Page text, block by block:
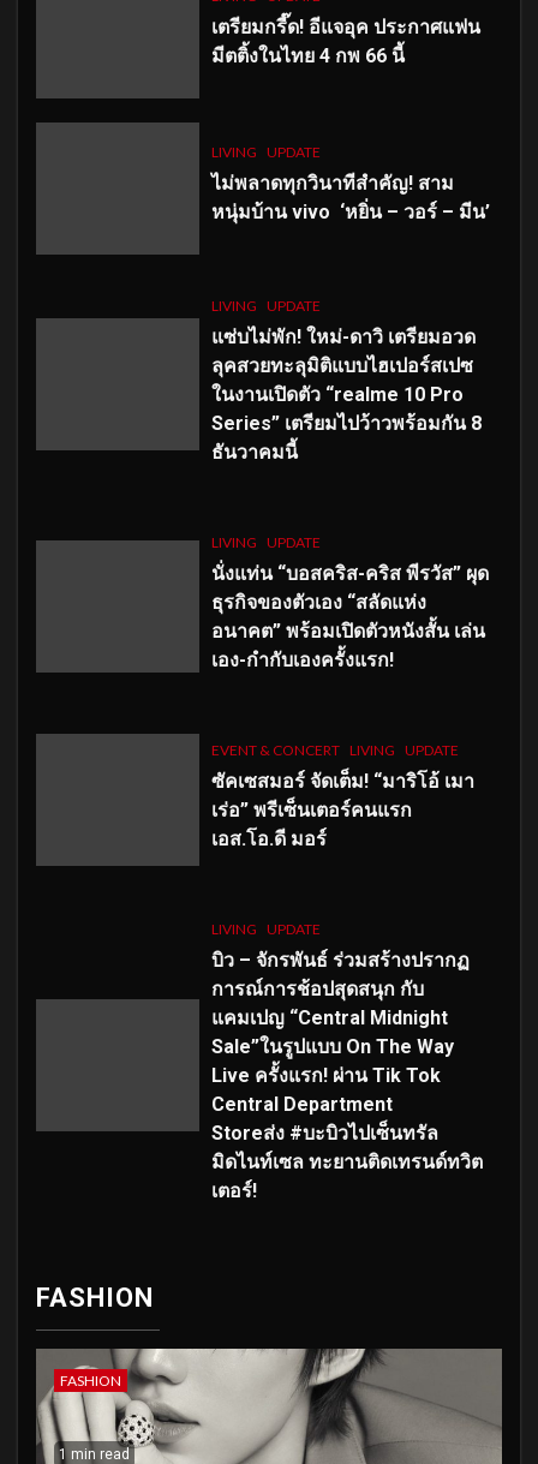
เตรียมกรี๊ด! อีแจอุค ประกาศแฟน
มีตติ้งในไทย 4 กพ 66 นี้
LIVING UPDATE
ไม่พลาดทุกวินาทีสำคัญ! สาม
หนุ่มบ้าน vivo ‘หยิ่น – วอร์ – มีน’
LIVING UPDATE
แซ่บไม่พัก! ใหม่-ดาวิ เตรียมอวด
ลุคสวยทะลุมิติแบบไฮเปอร์สเปซ
ในงานเปิดตัว “realme 10 Pro
Series” เตรียมไปว้าวพร้อมกัน 8
ธันวาคมนี้
LIVING UPDATE
นั่งแท่น “บอสคริส-คริส พีรวัส” ผุด
ธุรกิจของตัวเอง “สลัดแห่ง
อนาคต” พร้อมเปิดตัวหนังสั้น เล่น
เอง-กำกับเองครั้งแรก!
EVENT & CONCERT LIVING UPDATE
ซัคเซสมอร์ จัดเต็ม! “มาริโอ้ เมา
เร่อ” พรีเซ็นเตอร์คนแรก
เอส.โอ.ดี มอร์
LIVING UPDATE
บิว – จักรพันธ์ ร่วมสร้างปรากฏ
การณ์การช้อปสุดสนุก กับ
แคมเปญ “Central Midnight
Sale”ในรูปแบบ On The Way
Live ครั้งแรก! ผ่าน Tik Tok
Central Department
Storeส่ง #บะบิวไปเซ็นทรัล
มิดไนท์เซล ทะยานติดเทรนด์ทวิต
เตอร์!
FASHION
FASHION
1 min read